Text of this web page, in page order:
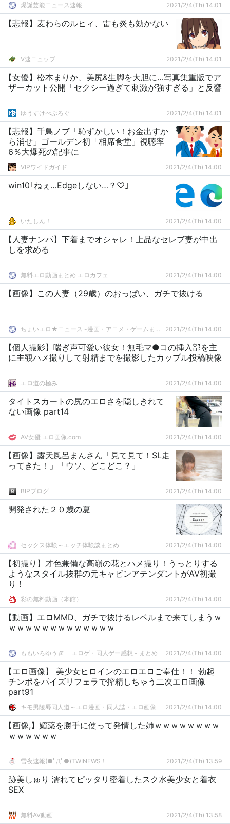
爆誕芸能ニュース速報 2021/2/4(Th) 14:01
【悲報】麦わらのルヒィ、雷も炎も効かない
V速ニュップ 2021/2/4(Th) 14:01
【女優】松本まりか、美尻&生脚を大胆に…写真集重版でア
ザーカット公開「セクシー過ぎて刺激が強すぎる」と反響
ゆうすけべぶろぐ 2021/2/4(Th) 14:01
【悲報】千鳥ノブ「恥ずかしい！お金出すか
ら消せ」ゴールデン初「相席食堂」視聴率
6％大爆死の記事に
VIPワイドガイド 2021/2/4(Th) 14:00
win10｢ねぇ…Edgeしない…？♡｣
いたしん！ 2021/2/4(Th) 14:00
【人妻ナンパ】下着までオシャレ！上品なセレブ妻が中出
しを求める
無料エロ動画まとめ エロカフェ 2021/2/4(Th) 14:00
【画像】この人妻（29歳）のおっぱい、ガチで抜ける
ちょいエロ★ニュース -漫画・アニメ・ゲームまとめ- 2021/2/4(Th) 14:00
【個人撮影】喘ぎ声可愛い彼女！無毛マ●コの挿入部を主
に主観ハメ撮りして射精までを撮影したカップル投稿映像
エロ道の極み 2021/2/4(Th) 14:00
タイトスカートの尻のエロさを隠しきれて
ない画像 part14
AV女優 エロ画像.com 2021/2/4(Th) 14:00
【画像】露天風呂まんさん「見て見て！SL走
ってきた！」「ウソ、どこどこ？」
BIPブログ 2021/2/4(Th) 14:00
開発された２０歳の夏
セックス体験～エッチ体験談まとめ 2021/2/4(Th) 14:00
【初撮り】才色兼備な高嶺の花とハメ撮り！うっとりする
ようなスタイル抜群の元キャビンアテンダントがAV初撮
り！
彩の無料動画（本館） 2021/2/4(Th) 14:00
【動画】エロMMD、ガチで抜けるレベルまで来てしまうｗ
ｗｗｗｗｗｗｗｗｗｗｗｗｗ
ももいろゆうぎ エロゲ・同人ゲー感想 - まとめ 2021/2/4(Th) 14:00
【エロ画像】 美少女ヒロインのエロエロご奉仕！！ 勃起
チンポをパイズリフェラで搾精しちゃう二次エロ画像
part91
キモ男陵辱同人道～エロ漫画・同人誌・エロ画像 2021/2/4(Th) 14:00
【画像,】媚薬を勝手に使って発情した姉ｗｗｗｗｗｗｗｗ
ｗｗｗｗｗｗ
雪夜速報(●ﾟДﾟ●)TWINEWS！ 2021/2/4(Th) 13:59
跡美しゅり 濡れてピッタリ密着したスク水美少女と着衣
SEX
無料AV動画 2021/2/4(Th) 13:58